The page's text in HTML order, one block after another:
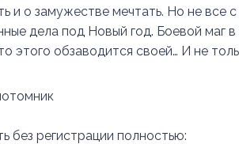
и о замужестве мечтать. Но не все
дела под Новый год. Боевой маг
этого обзаводится своей… И не
без регистрации полностью: